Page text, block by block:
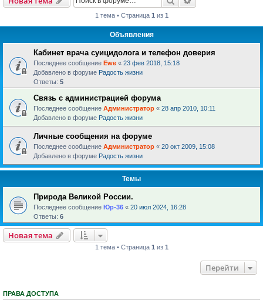
1 тема • Страница 1 из 1
Объявления
Кабинет врача суицидолога и телефон доверия
Последнее сообщение Ewe « 23 фев 2018, 15:18
Добавлено в форуме Радость жизни
Ответы: 5
Связь с администрацией форума
Последнее сообщение Администратор « 28 апр 2010, 10:11
Добавлено в форуме Радость жизни
Личные сообщения на форуме
Последнее сообщение Администратор « 20 окт 2009, 15:08
Добавлено в форуме Радость жизни
Темы
Природа Великой России.
Последнее сообщение Юр-36 « 20 июл 2024, 16:28
Ответы: 6
Новая тема
1 тема • Страница 1 из 1
Перейти
ПРАВА ДОСТУПА